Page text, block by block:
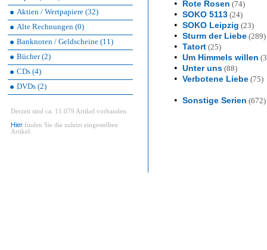
Aktien / Wertpapiere (32)
Alte Rechnungen (0)
Banknoten / Geldscheine (11)
Bücher (2)
CDs (4)
DVDs (2)
Derzeit sind ca. 11.079 Artikel vorhanden.
Hier finden Sie die zuletzt eingestellten
Artikel.
• Rote Rosen (74)
• SOKO 5113 (24)
• SOKO Leipzig (23)
• Sturm der Liebe (289)
• Tatort (25)
• Um Himmels willen
• Unter uns (88)
• Verbotene Liebe (75)
• Sonstige Serien (672)